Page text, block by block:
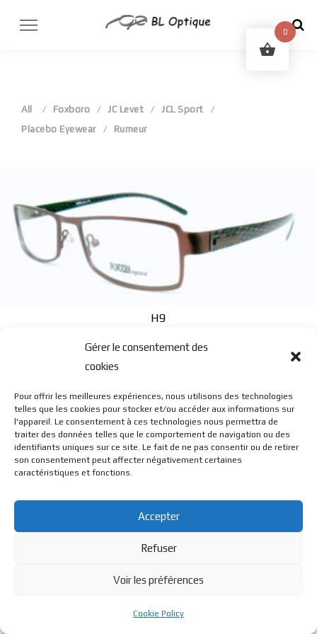
Gérer le consentement des
cookies
Pour offrir les meilleures expériences, nous utilisons des technologies
telles que les cookies pour stocker et/ou accéder aux informations sur
l'appareil. Le consentement à ces technologies nous permettra de
traiter des données telles que le comportement de navigation ou des
identifiants uniques sur ce site. Le fait de ne pas consentir ou de retirer
son consentement peut affecter négativement certaines
caractéristiques et fonctions.
Accepter
Refuser
Voir les préférences
Cookie Policy
All Foxboro JC Levet
JCL Sport
Placebo Eyewear
Rumeur
H9
© BL Optique - 22 Rue de la Cueille - 39170 Lavans Les St
Claude - 2023 - Tous droits réservés
0